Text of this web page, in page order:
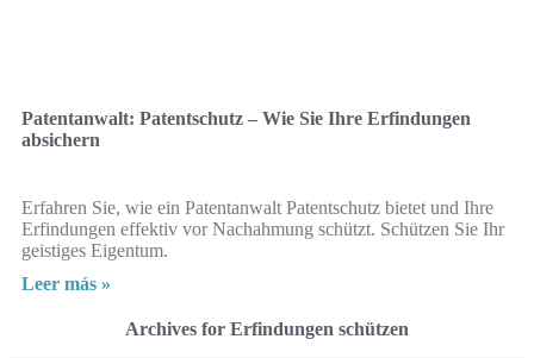
Patentanwalt: Patentschutz – Wie Sie Ihre Erfindungen
absichern
Erfahren Sie, wie ein Patentanwalt Patentschutz bietet und Ihre
Erfindungen effektiv vor Nachahmung schützt. Schützen Sie Ihr
geistiges Eigentum.
Leer más »
Archives for Erfindungen schützen